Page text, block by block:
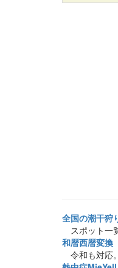
全国の潮干狩
スポット一
和暦西暦変換
令和も対応